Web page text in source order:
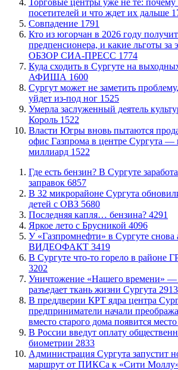
посетителей и что ждет их дальше
​Совпадение 1791
Кто из югорчан в 2026 году получит
предпенсионера, и какие льготы за
ОБЗОР СИА-ПРЕСС 1774
​Куда сходить в Сургуте на
АФИША 1600
Сургут может не заметить
уйдет из-под ног 1525
​Умерла заслуженный деятель
Король 1522
Власти Югры вновь пытаются
офис Газпрома в центре Сургута —
миллиард 1522
​Где есть бензин? В Сургуте
заправок 6857
В 32 микрорайоне Сургута
детей с ОВЗ 5680
​Последняя капля… бензина? 4291
Яркое лето с Брусникой 4096
У «Газпромнефти» в Сургуте снова
ВИДЕОФАКТ 3419
​В Сургуте что-то горело в
3202
​Уничтожение «Нашего времени» —
разъедает ткань жизни Сургута 2913
​В преддверии КРТ ядра центра
предприниматели начали
вместо старого дома появится
В России введут оплату
биометрии 2833
​Администрация Сургута запустит
маршрут от ПИКСа к «Сити